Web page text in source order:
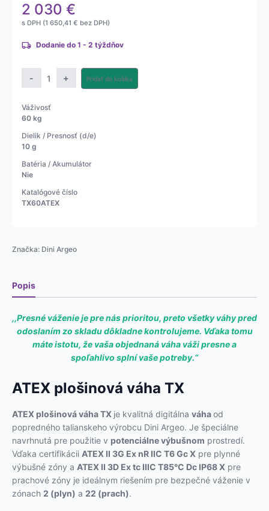
2 030 €
s DPH (1 650,41 € bez DPH)
Dodanie do 1 - 2 týždňov
-
množstvo
ATEX
váha
+ Pridať do košíka
Váživosť
60 kg
Dielik / Presnosť (d/e)
10 g
Batéria / Akumulátor
Nie
Katalógové číslo
TX60ATEX
Značka: Dini Argeo
Popis
,,Presné váženie je pre nás prioritou, preto všetky váhy pred
odoslaním zo skladu dôkladne kontrolujeme. Vďaka tomu
máte istotu, že vaša objednaná váha váži presne a
spoľahlivo splní vaše potreby.“
ATEX plošinová váha TX
ATEX plošinová váha TX je kvalitná digitálna váhaod
popredného talianskeho výrobcu Dini Argeo. Je špeciálne
navrhnutá pre použitie v potenciálne výbušnom prostredí.
Vďaka certifikácii ATEX II 3G Ex nR IIC T6 Gc X pre plynné
výbušné zóny a ATEX II 3D Ex tc IIIC T85°C Dc IP68 X pre
prachové zóny je ideálnym riešením pre bezpečné váženie v
zónach 2 (plyn) a 22 (prach).